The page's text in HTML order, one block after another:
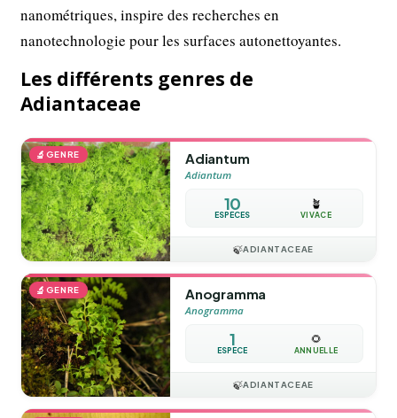
nanométriques, inspire des recherches en
nanotechnologie pour les surfaces autonettoyantes.
Les différents genres de
Adiantaceae
🔬 GENRE Adiantum
Adiantum
10
ESPÈCES
🪴
VIVACE
🍃ADIANTACEAE
🔬 GENRE Anogramma
Anogramma
1
ESPÈCE
🌻
ANNUELLE
🍃ADIANTACEAE